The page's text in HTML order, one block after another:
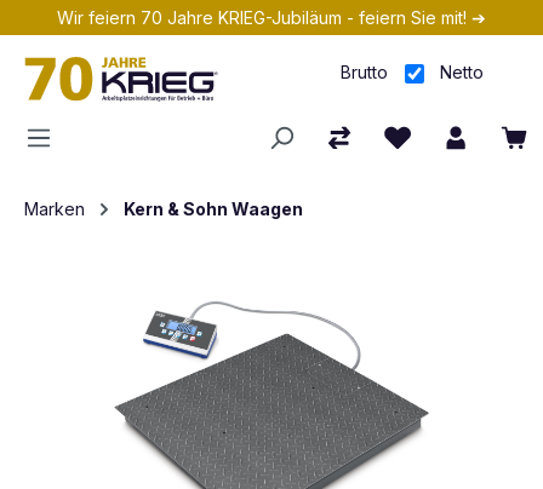
Zum Hauptinhalt springen
Wir feiern 70 Jahre KRIEG-Jubiläum - feiern Sie mit! ➔
Brutto Netto
Marken Kern & Sohn Waagen